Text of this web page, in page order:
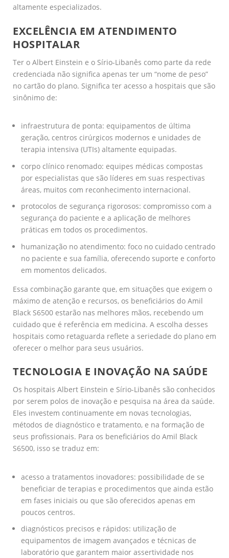
altamente especializados.
EXCELÊNCIA EM ATENDIMENTO
HOSPITALAR
Ter o Albert Einstein e o Sírio-Libanês como parte da rede
credenciada não significa apenas ter um “nome de peso”
no cartão do plano. Significa ter acesso a hospitais que são
sinônimo de:
infraestrutura de ponta: equipamentos de última
geração, centros cirúrgicos modernos e unidades de
terapia intensiva (UTIs) altamente equipadas.
corpo clínico renomado: equipes médicas compostas
por especialistas que são líderes em suas respectivas
áreas, muitos com reconhecimento internacional.
protocolos de segurança rigorosos: compromisso com a
segurança do paciente e a aplicação de melhores
práticas em todos os procedimentos.
humanização no atendimento: foco no cuidado centrado
no paciente e sua família, oferecendo suporte e conforto
em momentos delicados.
Essa combinação garante que, em situações que exigem o
máximo de atenção e recursos, os beneficiários do Amil
Black S6500 estarão nas melhores mãos, recebendo um
cuidado que é referência em medicina. A escolha desses
hospitais como retaguarda reflete a seriedade do plano em
oferecer o melhor para seus usuários.
TECNOLOGIA E INOVAÇÃO NA SAÚDE
Os hospitais Albert Einstein e Sírio-Libanês são conhecidos
por serem polos de inovação e pesquisa na área da saúde.
Eles investem continuamente em novas tecnologias,
métodos de diagnóstico e tratamento, e na formação de
seus profissionais. Para os beneficiários do Amil Black
S6500, isso se traduz em:
acesso a tratamentos inovadores: possibilidade de se
beneficiar de terapias e procedimentos que ainda estão
em fases iniciais ou que são oferecidos apenas em
poucos centros.
diagnósticos precisos e rápidos: utilização de
equipamentos de imagem avançados e técnicas de
laboratório que garantem maior assertividade nos